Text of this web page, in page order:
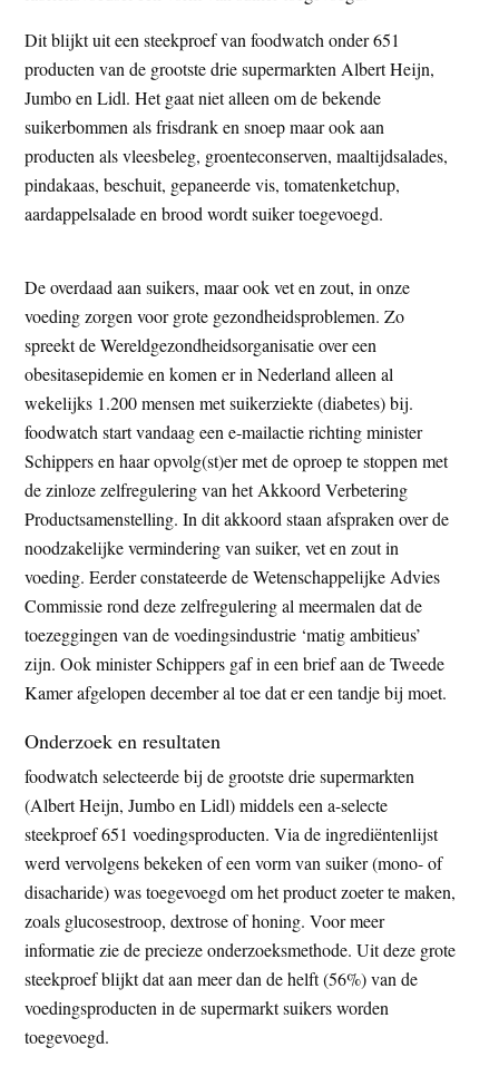
Dit blijkt uit een steekproef van foodwatch onder 651
producten van de grootste drie supermarkten Albert Heijn,
Jumbo en Lidl. Het gaat niet alleen om de bekende
suikerbommen als frisdrank en snoep maar ook aan
producten als vleesbeleg, groenteconserven, maaltijdsalades,
pindakaas, beschuit, gepaneerde vis, tomatenketchup,
aardappelsalade en brood wordt suiker toegevoegd.
De overdaad aan suikers, maar ook vet en zout, in onze
voeding zorgen voor grote gezondheidsproblemen. Zo
spreekt de Wereldgezondheidsorganisatie over een
obesitasepidemie en komen er in Nederland alleen al
wekelijks 1.200 mensen met suikerziekte (diabetes) bij.
foodwatch start vandaag een e-mailactie richting minister
Schippers en haar opvolg(st)er met de oproep te stoppen met
de zinloze zelfregulering van het Akkoord Verbetering
Productsamenstelling. In dit akkoord staan afspraken over de
noodzakelijke vermindering van suiker, vet en zout in
voeding. Eerder constateerde de Wetenschappelijke Advies
Commissie rond deze zelfregulering al meermalen dat de
toezeggingen van de voedingsindustrie ‘matig ambitieus’
zijn. Ook minister Schippers gaf in een brief aan de Tweede
Kamer afgelopen december al toe dat er een tandje bij moet.
Onderzoek en resultaten
foodwatch selecteerde bij de grootste drie supermarkten
(Albert Heijn, Jumbo en Lidl) middels een a-selecte
steekproef 651 voedingsproducten. Via de ingrediëntenlijst
werd vervolgens bekeken of een vorm van suiker (mono- of
disacharide) was toegevoegd om het product zoeter te maken,
zoals glucosestroop, dextrose of honing. Voor meer
informatie zie de precieze onderzoeksmethode. Uit deze grote
steekproef blijkt dat aan meer dan de helft (56%) van de
voedingsproducten in de supermarkt suikers worden
toegevoegd.